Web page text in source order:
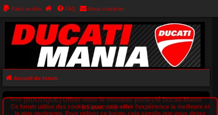
Faire un don FAQ Nous contacter
Accueil du forum
==> [BOUTIQUE] Offrez-vous le nouveau porte-clé Ducati-Mania
(cliquez ici) <==
Ce forum utilise des cookies pour vous offrir l‘expérience la meilleure et
la plus pertinente. Pour utiliser ce forum, cela signifie que vous devez